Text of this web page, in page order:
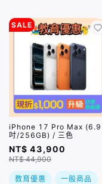
SALE
iPhone 17 Pro Max (6.9
吋/256GB) / 三色
NT$ 43,900
NT$ 44,900
教育優惠 一般商品